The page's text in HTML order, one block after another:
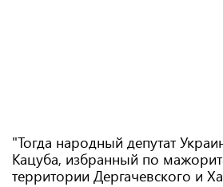
"Тогда народный депутат
Кацуба, избранный по
территории Дергачевского и